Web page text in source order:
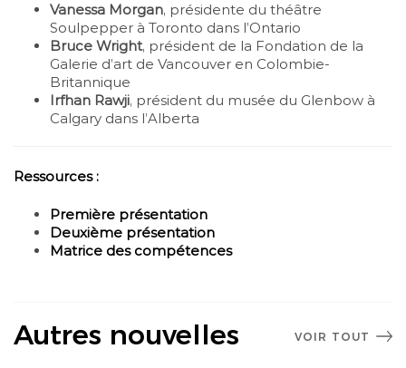
Vanessa Morgan, présidente du théâtre
Soulpepper à Toronto dans l’Ontario
Bruce Wright, président de la Fondation de la
Galerie d’art de Vancouver en Colombie-
Britannique
Irfhan Rawji, président du musée du Glenbow à
Calgary dans l’Alberta
Ressources :
Première présentation
Deuxième présentation
Matrice des compétences
Autres nouvelles VOIR TOUT